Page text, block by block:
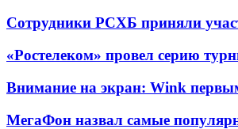
Сотрудники РСХБ приняли
«Ростелеком» провел серию
Внимание на экран: Wink
МегаФон назвал самые